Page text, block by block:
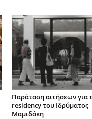
Παράταση αιτήσεων για
residency του Ιδρύματος
Μαμιδάκη